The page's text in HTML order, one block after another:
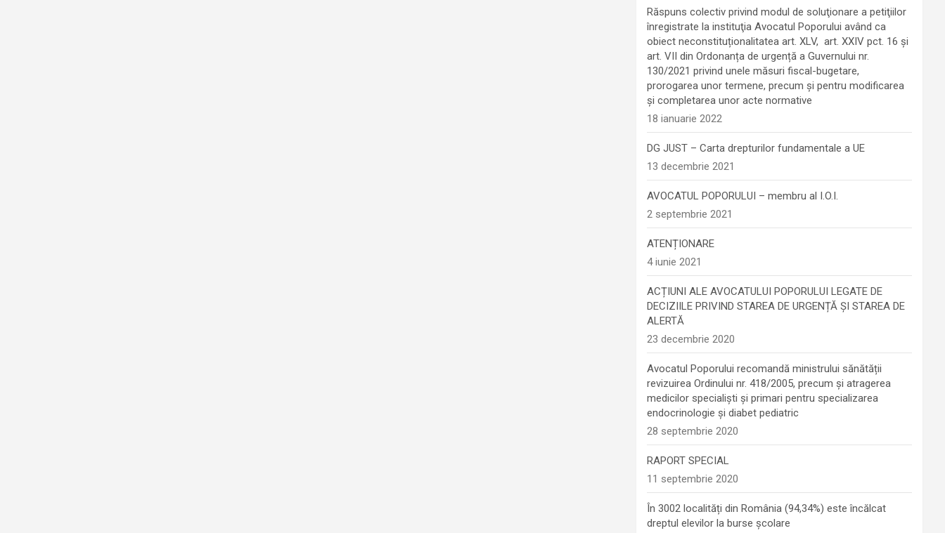
Răspuns colectiv privind modul de soluţionare a petiţiilor
înregistrate la instituţia Avocatul Poporului având ca
obiect neconstituționalitatea art. XLV, art. XXIV pct. 16 și
art. VII din Ordonanța de urgență a Guvernului nr.
130/2021 privind unele măsuri fiscal-bugetare,
prorogarea unor termene, precum şi pentru modificarea
şi completarea unor acte normative
18 ianuarie 2022
DG JUST – Carta drepturilor fundamentale a UE
13 decembrie 2021
AVOCATUL POPORULUI – membru al I.O.I.
2 septembrie 2021
ATENȚIONARE
4 iunie 2021
ACȚIUNI ALE AVOCATULUI POPORULUI LEGATE DE
DECIZIILE PRIVIND STAREA DE URGENȚĂ ȘI STAREA DE
ALERTĂ
23 decembrie 2020
Avocatul Poporului recomandă ministrului sănătății
revizuirea Ordinului nr. 418/2005, precum și atragerea
medicilor specialiști și primari pentru specializarea
endocrinologie şi diabet pediatric
28 septembrie 2020
RAPORT SPECIAL
11 septembrie 2020
În 3002 localități din România (94,34%) este încălcat
dreptul elevilor la burse școlare